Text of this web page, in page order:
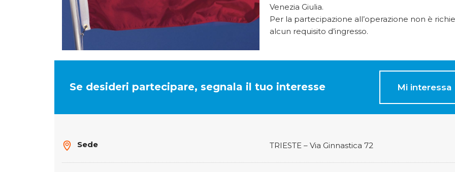
Venezia Giulia.
Per la partecipazione all’operazione non è
alcun requisito d’ingresso.
Se desideri partecipare, segnala il tuo interesse Mi interessa
Sede TRIESTE – Via Ginnastica 72